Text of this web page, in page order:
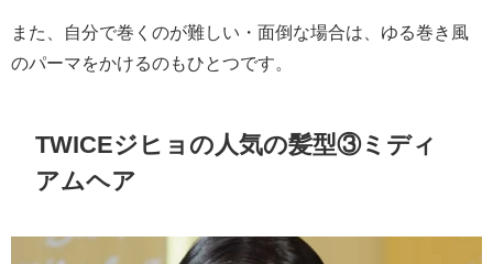
また、自分で巻くのが難しい・面倒な場合は、ゆる巻き風
のパーマをかけるのもひとつです。
TWICEジヒョの人気の髪型③ミディ
アムヘア